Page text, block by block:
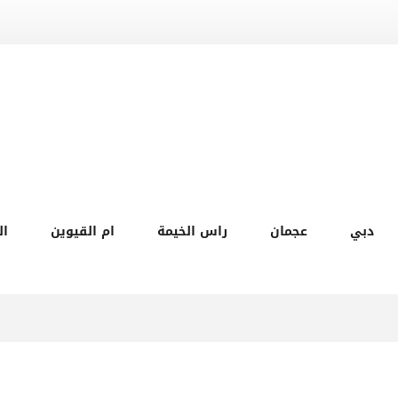
دبي عجمان راس الخيمة ام القيوين